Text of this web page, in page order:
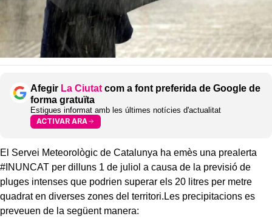
Afegir La Ciutat com a font preferida de Google de
forma gratuïta
Estigues informat amb les últimes notícies d'actualitat
ACTIVAR ARA
El Servei Meteorològic de Catalunya ha emès una prealerta
#INUNCAT per dilluns 1 de juliol a causa de la previsió de
pluges intenses que podrien superar els 20 litres per metre
quadrat en diverses zones del territori.Les precipitacions es
preveuen de la següent manera: